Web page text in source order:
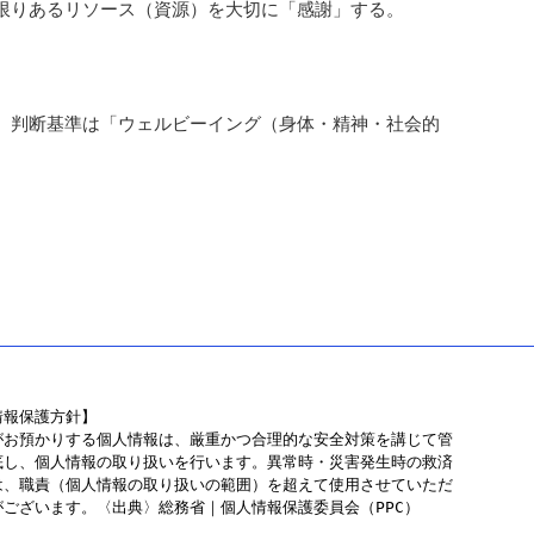
あるリソース（資源）を大切に「感謝」する。
断基準は「ウェルビーイング（身体・精神・社会的
報保護方針】
預かりする個人情報は、厳重かつ合理的な安全対策を講じて管
、個人情報の取り扱いを行います。異常時・災害発生時の救済
職責（個人情報の取り扱いの範囲）を超えて使用させていただ
ございます。〈出典〉総務省｜個人情報保護委員会（PPC）